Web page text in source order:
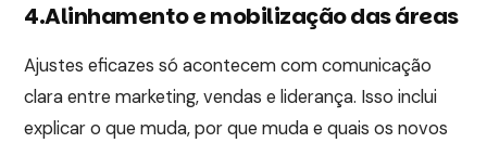
4.Alinhamento e mobilização das áreas
Ajustes eficazes só acontecem com comunicação
clara entre marketing, vendas e liderança. Isso inclui
explicar o que muda, por que muda e quais os novos